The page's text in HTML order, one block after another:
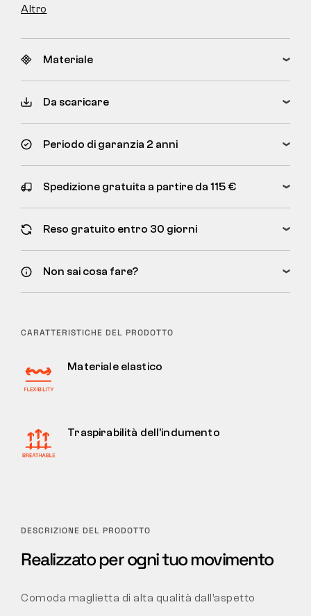
Altro
Materiale
Da scaricare
Periodo di garanzia 2 anni
Spedizione gratuita a partire da 115 €
Reso gratuito entro 30 giorni
Non sai cosa fare?
CARATTERISTICHE DEL PRODOTTO
Materiale elastico
Traspirabilità dell'indumento
DESCRIZIONE DEL PRODOTTO
Realizzato per ogni tuo movimento
Comoda maglietta di alta qualità dall’aspetto